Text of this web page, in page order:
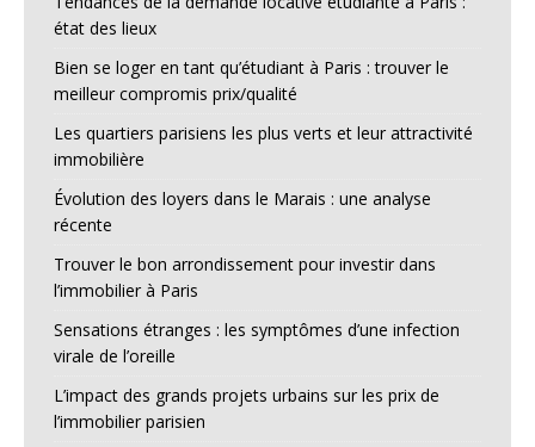
état des lieux
Bien se loger en tant qu’étudiant à Paris : trouver le
meilleur compromis prix/qualité
Les quartiers parisiens les plus verts et leur attractivité
immobilière
Évolution des loyers dans le Marais : une analyse
récente
Trouver le bon arrondissement pour investir dans
l’immobilier à Paris
Sensations étranges : les symptômes d’une infection
virale de l’oreille
L’impact des grands projets urbains sur les prix de
l’immobilier parisien